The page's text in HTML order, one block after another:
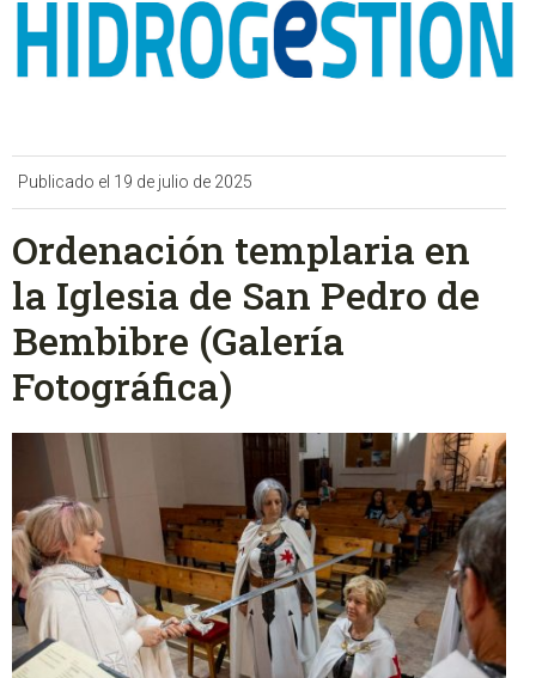
Publicado el 19 de julio de 2025
Ordenación templaria en
la Iglesia de San Pedro de
Bembibre (Galería
Fotográfica)